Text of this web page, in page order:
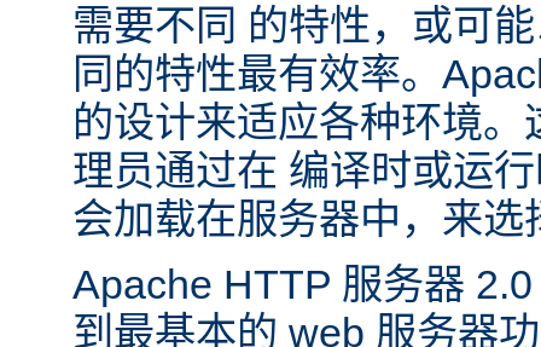
需要不同 的特性，或可
同的特性最有效率。
的设计来适应各种环境
理员通过在 编译时或运
会加载在服务器中，来选
Apache HTTP 服务器
到最基本的 web 服务器